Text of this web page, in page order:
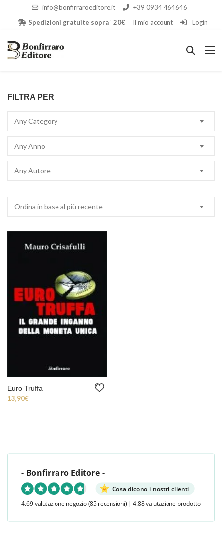
info@bonfirraroeditore.it
+39 0934 464646
Spedizioni gratuite sopra i 20€
Il mio account Login
FILTRA PER
Any Category
Any Anno
Any Autore
Ordina in base al più recente
Euro Truffa
13,90€
- Bonfirraro Editore -
Cosa dicono i nostri clienti
4.69 valutazione negozio (85 recensioni) | 4.88 valutazione prodotto